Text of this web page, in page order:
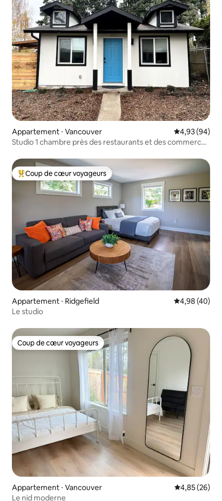
Appartement ⋅ Vancouver Évaluation
4,93 (94)
Studio 1 chambre près des restaurants et des commerces
Coups de cœur voyageurs les plus appréciés
Coup de cœur voyageurs
Appartement ⋅ Ridgefield Évaluation
4,98 (40)
Le studio
Coup de cœur voyageurs
Coup de cœur voyageurs
Appartement ⋅ Vancouver Évaluation
4,85 (26)
Le nid moderne